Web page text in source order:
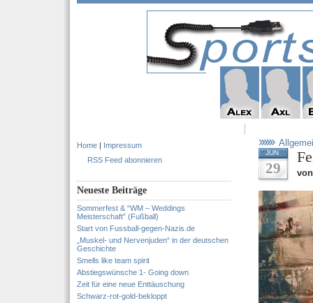
Home | Impressum
RSS Feed abonnieren
Neueste Beiträge
Sommerfest & “WM – Weddings
Meisterschaft” (Fußball)
Start von Fussball-gegen-Nazis.de
„Muskel- und Nervenjuden“ in der deutschen
Geschichte
Smells like team spirit
Abstiegswünsche 1- Going down
Zeit für eine neue Enttäuschung
Schwarz-rot-gold-bekloppt
JUN
29